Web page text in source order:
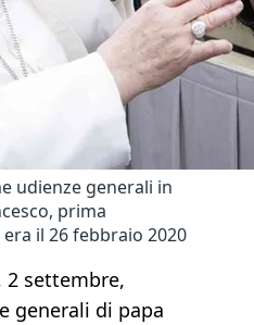
udienze generali in
prima
il 26 febbraio 2020
2 settembre,
generali di papa